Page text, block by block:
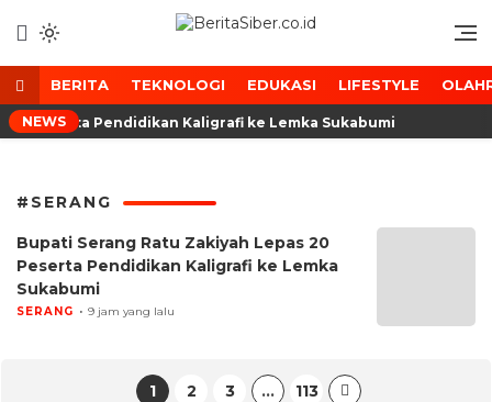
konten
BERITA TEKNOLOGI EDUKASI LIFESTYLE
NEWS
Peserta Pendidikan Kaligrafi ke Lemka Sukabumi
#SERANG
Bupati Serang Ratu Zakiyah Lepas 20
Peserta Pendidikan Kaligrafi ke Lemka
Sukabumi
SERANG 9 jam yang lalu
1 2 3 … 113